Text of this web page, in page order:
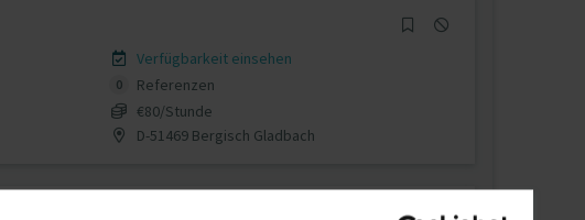
Verfügbarkeit einsehen
0
Referenzen
€80/Stunde
D-51469 Bergisch Gladbach